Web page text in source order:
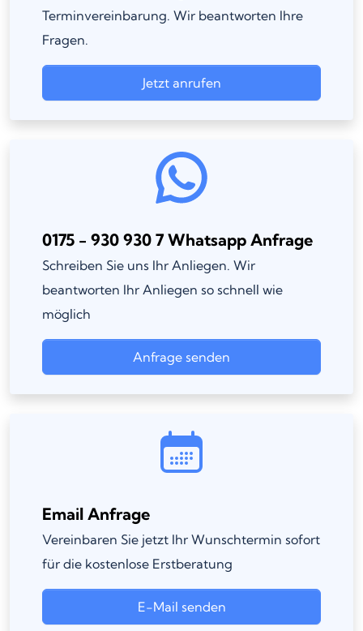
Terminvereinbarung. Wir beantworten Ihre
Fragen.
Jetzt anrufen
0175 - 930 930 7 Whatsapp Anfrage
Schreiben Sie uns Ihr Anliegen. Wir
beantworten Ihr Anliegen so schnell wie
möglich
Anfrage senden
Email Anfrage
Vereinbaren Sie jetzt Ihr Wunschtermin sofort
für die kostenlose Erstberatung
E-Mail senden